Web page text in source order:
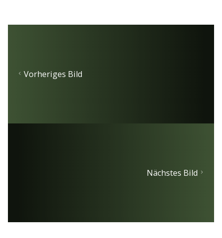
Vorheriges Bild
Nächstes Bild